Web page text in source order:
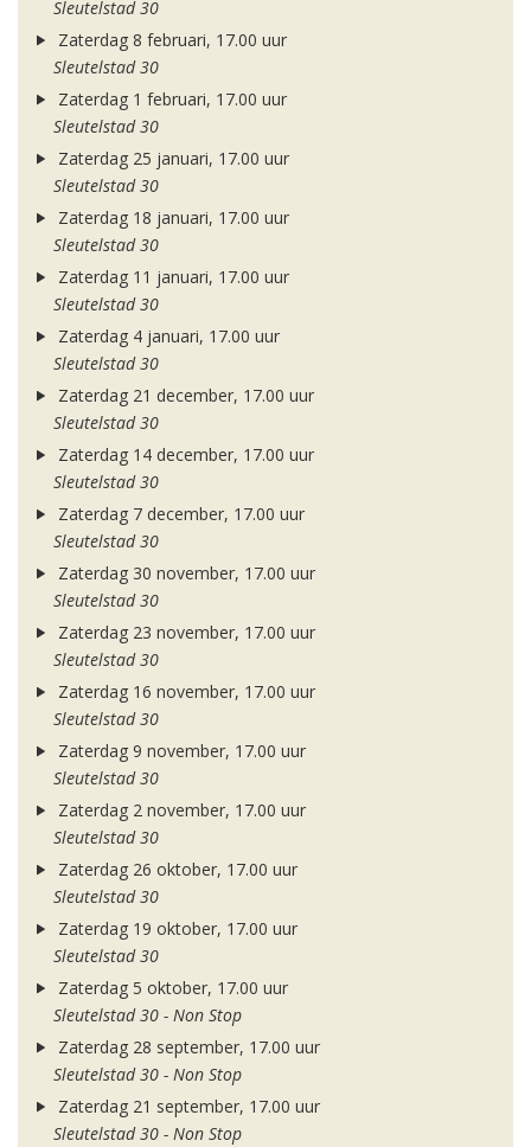
Sleutelstad 30
Zaterdag 8 februari, 17.00 uur
Sleutelstad 30
Zaterdag 1 februari, 17.00 uur
Sleutelstad 30
Zaterdag 25 januari, 17.00 uur
Sleutelstad 30
Zaterdag 18 januari, 17.00 uur
Sleutelstad 30
Zaterdag 11 januari, 17.00 uur
Sleutelstad 30
Zaterdag 4 januari, 17.00 uur
Sleutelstad 30
Zaterdag 21 december, 17.00 uur
Sleutelstad 30
Zaterdag 14 december, 17.00 uur
Sleutelstad 30
Zaterdag 7 december, 17.00 uur
Sleutelstad 30
Zaterdag 30 november, 17.00 uur
Sleutelstad 30
Zaterdag 23 november, 17.00 uur
Sleutelstad 30
Zaterdag 16 november, 17.00 uur
Sleutelstad 30
Zaterdag 9 november, 17.00 uur
Sleutelstad 30
Zaterdag 2 november, 17.00 uur
Sleutelstad 30
Zaterdag 26 oktober, 17.00 uur
Sleutelstad 30
Zaterdag 19 oktober, 17.00 uur
Sleutelstad 30
Zaterdag 5 oktober, 17.00 uur
Sleutelstad 30 - Non Stop
Zaterdag 28 september, 17.00 uur
Sleutelstad 30 - Non Stop
Zaterdag 21 september, 17.00 uur
Sleutelstad 30 - Non Stop